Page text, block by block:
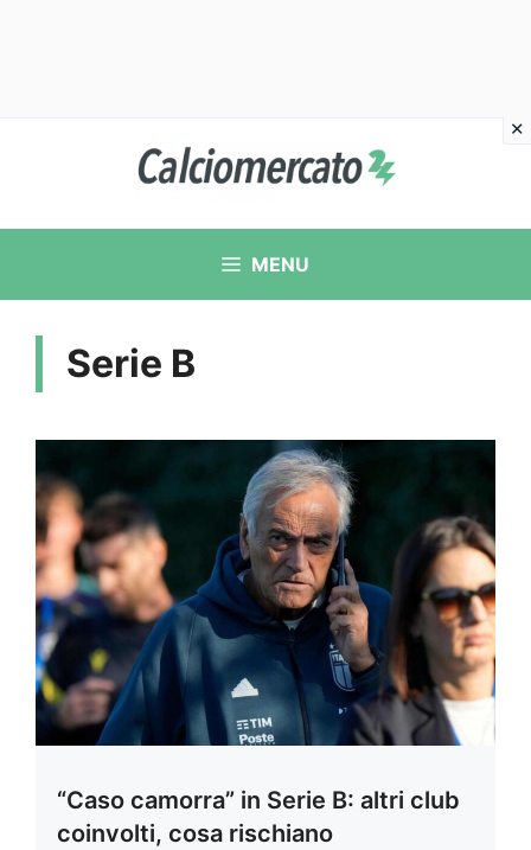
contenuto
MENU
Serie B
“Caso camorra” in Serie B: altri club
coinvolti, cosa rischiano